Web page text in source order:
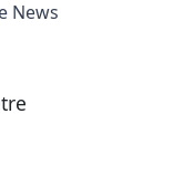
News